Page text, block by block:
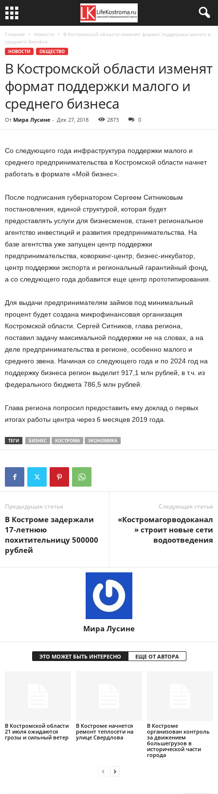
Главная Новости
В Костромской области изменят формат поддержки малого и
среднего бизнеса
НОВОСТИ ОБЩЕСТВО
В Костромской области изменят
формат поддержки малого и
среднего бизнеса
От Мира Лусине - Дек 27, 2018 2873 0
Со следующего года инфраструктура поддержки малого и
среднего предпринимательства в Костромской области начнет
работать в формате «Мой бизнес».
После подписания губернатором Сергеем Ситниковым
постановления, единой структурой, которая будет
предоставлять услуги для бизнесменов, станет региональное
агентство инвестиций и развития предпринимательства. На
базе агентства уже запущен центр поддержки
предпринимательства, коворкинг-центр, бизнес-инкубатор,
центр поддержки экспорта и региональный гарантийный фонд,
а со следующего года добавится еще центр прототипирования.
Для выдачи предпринимателям займов под минимальный
процент будет создана микрофинансовая организация
Костромской области. Сергей Ситников, глава региона,
поставил задачу максимальной поддержки не на словах, а на
деле предпринимательства в регионе, особенно малого и
среднего звена. Начиная со следующего года и по 2024 год на
поддержку бизнеса регион выделит 917,1 млн рублей, в т.ч. из
федерального бюджета 786,5 млн рублей.
Глава региона попросил предоставить ему доклад о первых
итогах работы центра через 6 месяцев 2019 года.
ТЕГИ БИЗНЕС КОСТРОМА ЭКОНОМИКА
Предыдущая статья
В Костроме задержали
17-летнюю
похитительницу 500000
рублей
Следующая статья
«Костромагорводоканал
» строит новые сети
водоотведения
Мира Лусине
ЭТО МОЖЕТ БЫТЬ ИНТЕРЕСНО ЕЩЕ ОТ АВТОРА
В Костромской области
21 июля ожидаются
грозы и сильный ветер
В Костроме начнется
ремонт теплосети на
улице Свердлова
В Костроме
организован контроль
за движением
большегрузов в
исторической части
города